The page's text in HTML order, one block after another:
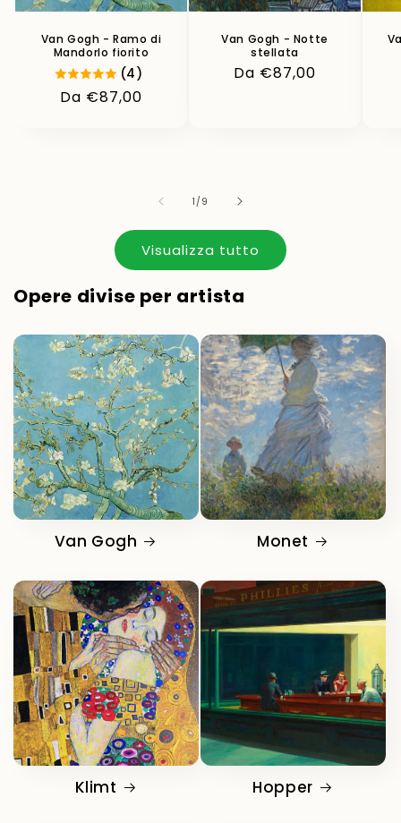
Van Gogh - Ramo di
Mandorlo fiorito
(4)
Prezzo
Da €87,00
Van Gogh - Notte
stellata
Prezzo
Da €87,00
1 /su
9
Visualizza tutto
Opere divise per artista
Van Gogh Monet
Klimt Hopper